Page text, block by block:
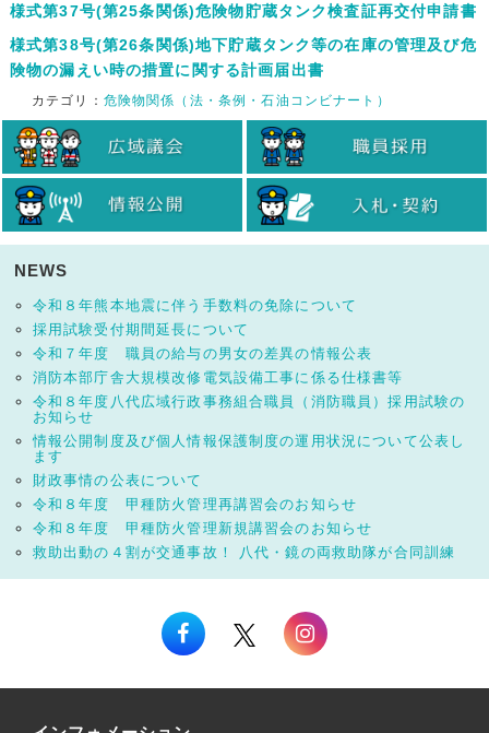
様式第37号(第25条関係)危険物貯蔵タンク検査証再交付申請書
様式第38号(第26条関係)地下貯蔵タンク等の在庫の管理及び危
険物の漏えい時の措置に関する計画届出書
カテゴリ： 危険物関係（法・条例・石油コンビナート）
NEWS
令和８年熊本地震に伴う手数料の免除について
採用試験受付期間延長について
令和７年度 職員の給与の男女の差異の情報公表
消防本部庁舎大規模改修電気設備工事に係る仕様書等
令和８年度八代広域行政事務組合職員（消防職員）採用試験の
お知らせ
情報公開制度及び個人情報保護制度の運用状況について公表し
ます
財政事情の公表について
令和８年度 甲種防火管理再講習会のお知らせ
令和８年度 甲種防火管理新規講習会のお知らせ
救助出動の４割が交通事故！ 八代・鏡の両救助隊が合同訓練